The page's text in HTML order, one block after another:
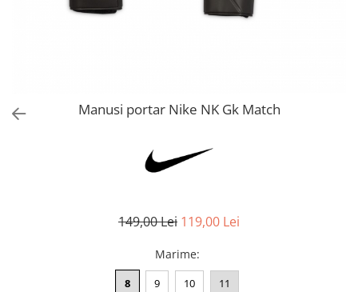
Bluze fotbal copii
Sorturi fotbal femeiManusi portar Nike NK Gk Match
149,00 Lei 119,00 Lei
Marime:
8 9 10 11